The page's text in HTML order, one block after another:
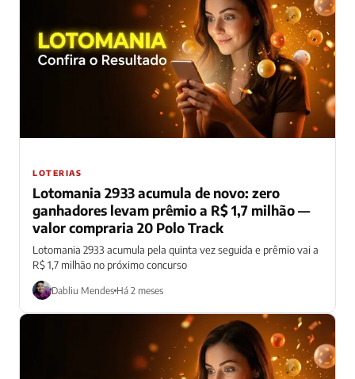
LOTERIAS
Lotomania 2933 acumula de novo: zero
ganhadores levam prêmio a R$ 1,7 milhão —
valor compraria 20 Polo Track
Lotomania 2933 acumula pela quinta vez seguida e prêmio vai a
R$ 1,7 milhão no próximo concurso
Dabliu Mendes Há 2 meses